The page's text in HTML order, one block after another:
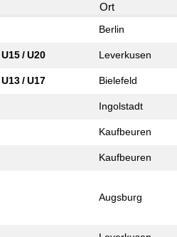
Ort
Berlin
/ U20 Leverkusen
/ U17 Bielefeld
Ingolstadt
Kaufbeuren
Kaufbeuren
Augsburg